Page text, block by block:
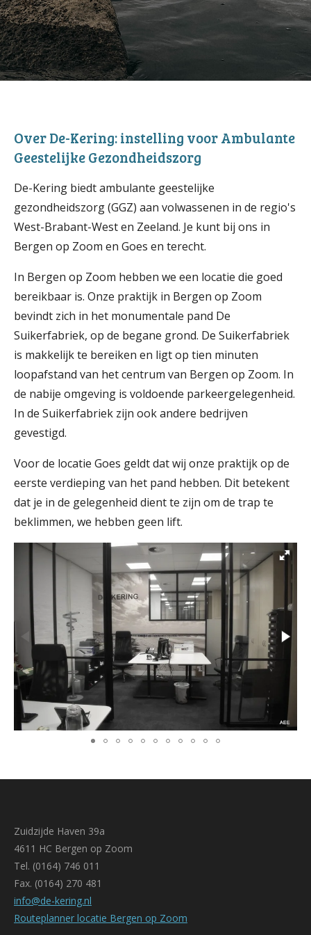
Over De-Kering: instelling voor Ambulante
Geestelijke Gezondheidszorg
De-Kering biedt ambulante geestelijke
gezondheidszorg (GGZ) aan volwassenen in de regio's
West-Brabant-West en Zeeland. Je kunt bij ons in
Bergen op Zoom en Goes en terecht.
In Bergen op Zoom hebben we een locatie die goed
bereikbaar is. Onze praktijk in Bergen op Zoom
bevindt zich in het monumentale pand De
Suikerfabriek, op de begane grond. De Suikerfabriek
is makkelijk te bereiken en ligt op tien minuten
loopafstand van het centrum van Bergen op Zoom. In
de nabije omgeving is voldoende parkeergelegenheid.
In de Suikerfabriek zijn ook andere bedrijven
gevestigd.
Voor de locatie Goes geldt dat wij onze praktijk op de
eerste verdieping van het pand hebben. Dit betekent
dat je in de gelegenheid dient te zijn om de trap te
beklimmen, we hebben geen lift.
Zuidzijde Haven 39a
4611 HC Bergen op Zoom
Tel. (0164) 746 011
Fax. (0164) 270 481
info@de-kering.nl
Routeplanner locatie Bergen op Zoom